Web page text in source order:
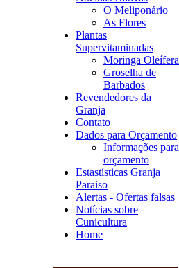
O Meliponário
As Flores
Plantas
Supervitaminadas
Moringa Oleífera
Groselha de
Barbados
Revendedores da
Granja
Contato
Dados para Orçamento
Informações para
orçamento
Estastísticas Granja
Paraiso
Alertas - Ofertas falsas
Notícias sobre
Cunicultura
Home